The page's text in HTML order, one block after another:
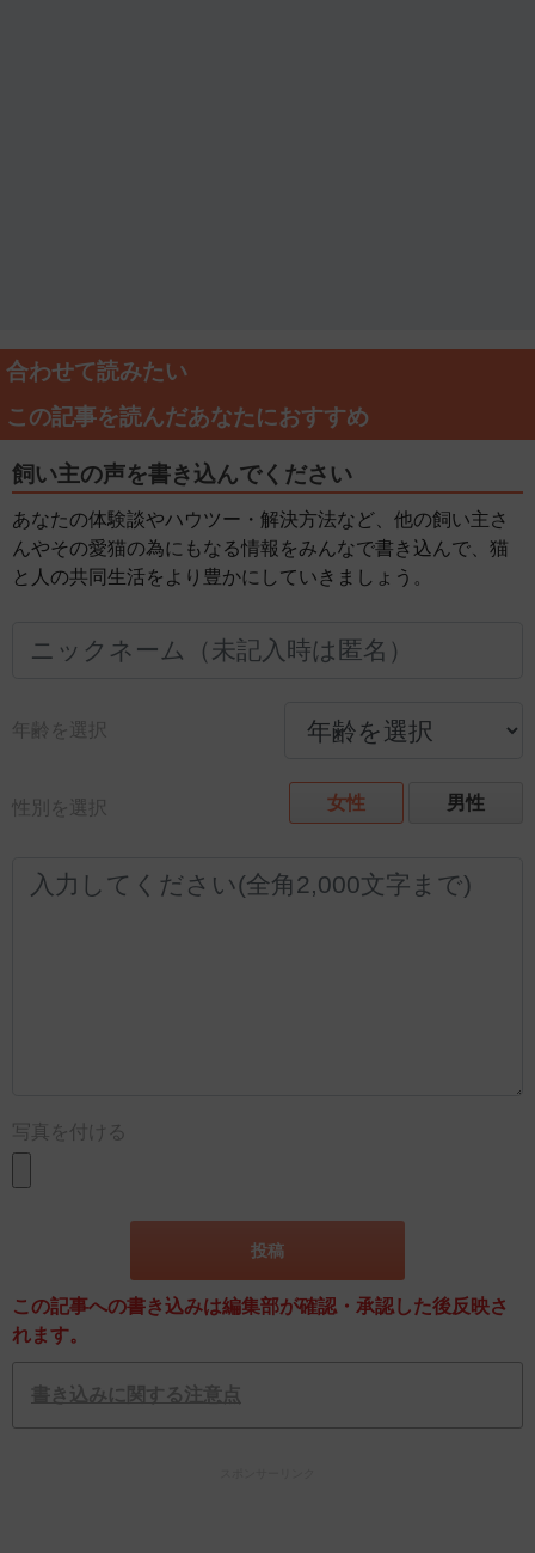
合わせて読みたい
この記事を読んだあなたにおすすめ
飼い主の声を書き込んでください
あなたの体験談やハウツー・解決方法など、他の飼い主さ
んやその愛猫の為にもなる情報をみんなで書き込んで、猫
と人の共同生活をより豊かにしていきましょう。
年齢を選択
性別を選択 女性 男性
写真を付ける
この記事への書き込みは編集部が確認・承認した後反映さ
れます。
書き込みに関する注意点